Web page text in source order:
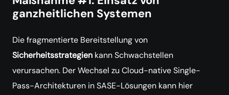
ganzheitlichen Systemen
Die fragmentierte Bereitstellung von
Sicherheitsstrategien kann Schwachstellen
verursachen. Der Wechsel zu Cloud-native Single-
Pass-Architekturen in SASE-Lösungen kann hier